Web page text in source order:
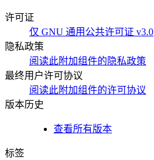
许可证
仅 GNU 通用公共许可证 v3.0
隐私政策
阅读此附加组件的隐私政策
最终用户许可协议
阅读此附加组件的许可协议
版本历史
查看所有版本
标签